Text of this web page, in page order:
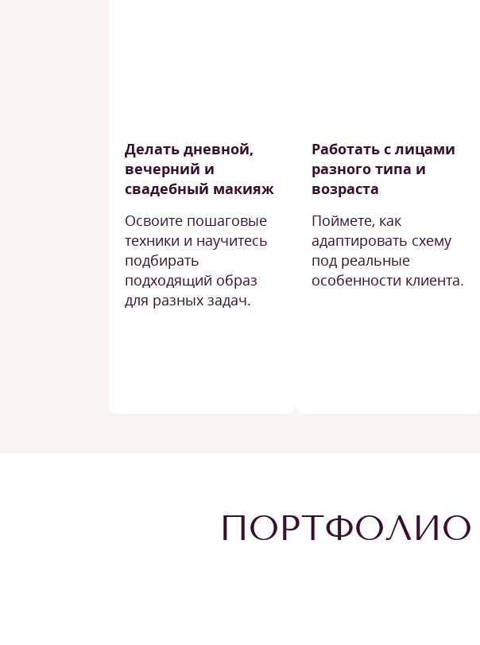
Делать дневной,
вечерний и
свадебный макияж
Освоите пошаговые
техники и научитесь
подбирать
подходящий образ
для разных задач.
Работать с лицами
разного типа и
возраста
Поймете, как
адаптировать схему
под реальные
особенности клиента.